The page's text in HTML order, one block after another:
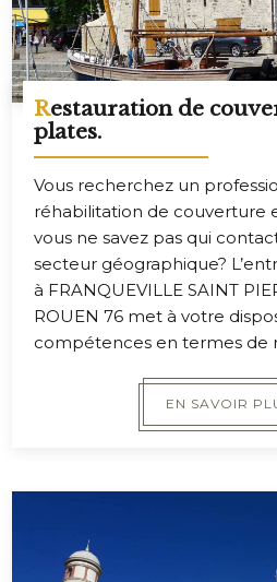
Restauration de couverture en tuiles
plates.
Vous recherchez un
réhabilitation de couverture
vous ne savez pas qui
secteur géographique?
à FRANQUEVILLE SAINT
ROUEN 76 met à votre
compétences en termes de
EN SAVOIR